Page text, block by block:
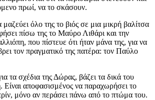
πρωί, να το σκάσουν.
όλο της το βιός σε μια μικρή βαλίτσα
πίσω της το Μαύρο Λιθάρι και την
που πίστευε ότι ήταν μάνα της, για να
τον πραγματικό της πατέρα: τον Παύλο
τα σχέδια της Δώρας, βάζει τα δικά του
Είναι αποφασισμένος να παραχωρήσει το
μόνο αν περάσει πάνω από το πτώμα του.